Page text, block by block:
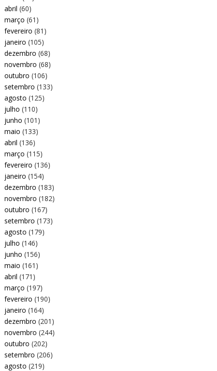
abril (60)
março (61)
fevereiro (81)
janeiro (105)
dezembro (68)
novembro (68)
outubro (106)
setembro (133)
agosto (125)
julho (110)
junho (101)
maio (133)
abril (136)
março (115)
fevereiro (136)
janeiro (154)
dezembro (183)
novembro (182)
outubro (167)
setembro (173)
agosto (179)
julho (146)
junho (156)
maio (161)
abril (171)
março (197)
fevereiro (190)
janeiro (164)
dezembro (201)
novembro (244)
outubro (202)
setembro (206)
agosto (219)